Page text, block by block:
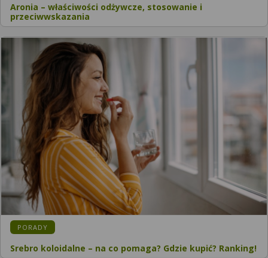
Aronia – właściwości odżywcze, stosowanie i
przeciwwskazania
KATEGORIA:
PORADY
Srebro koloidalne – na co pomaga? Gdzie kupić? Ranking!